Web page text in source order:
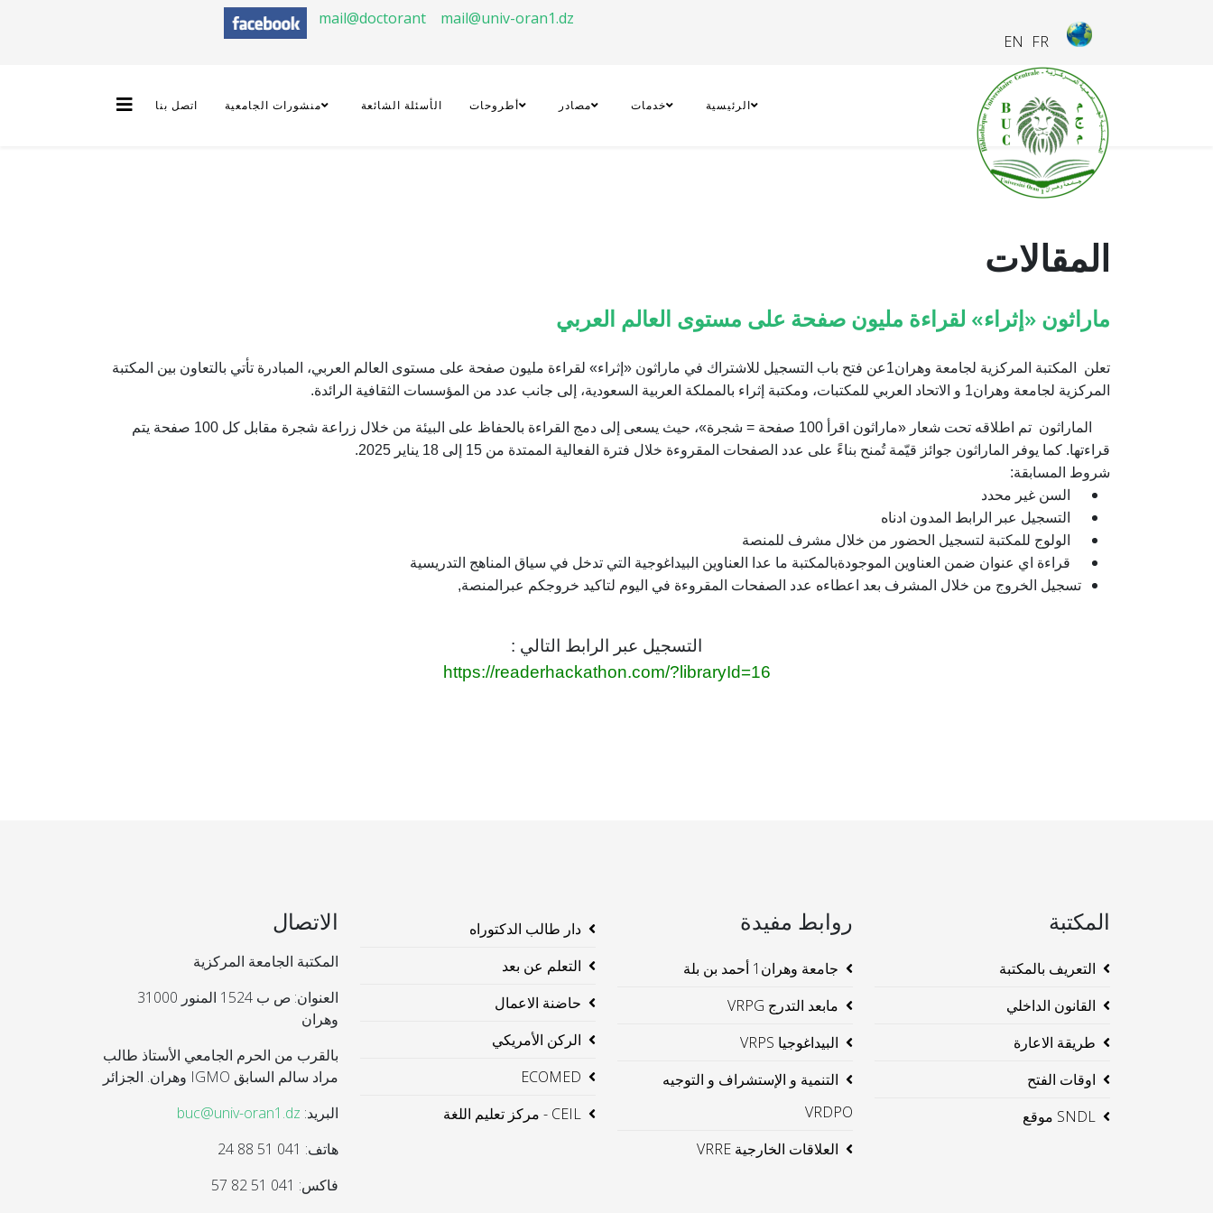
FR
EN
mail@doctorant mail@univ-oran1.dz
الرئيسية خدمات مصادر أطروحات الأسئلة الشائعة منشورات الجامعية اتصل بنا
المقالات
ماراثون «إثراء» لقراءة مليون صفحة على مستوى العالم العربي
تعلن المكتبة المركزية لجامعة وهران1عن فتح باب التسجيل للاشتراك في ماراثون «إثراء» لقراءة مليون صفحة على مستوى العالم العربي، المبادرة تأتي بالتعاون بين المكتبة
المركزية لجامعة وهران1 و الاتحاد العربي للمكتبات، ومكتبة إثراء بالمملكة العربية السعودية، إلى جانب عدد من المؤسسات الثقافية الرائدة.
الماراثون تم اطلاقه تحت شعار «ماراثون اقرأ 100 صفحة = شجرة»، حيث يسعى إلى دمج القراءة بالحفاظ على البيئة من خلال زراعة شجرة مقابل كل 100 صفحة يتم
قراءتها. كما يوفر الماراثون جوائز قيّمة تُمنح بناءً على عدد الصفحات المقروءة خلال فترة الفعالية الممتدة من 15 إلى 18 يناير 2025.
شروط المسابقة:
السن غير محدد
التسجيل عبر الرابط المدون ادناه
الولوج للمكتبة لتسجيل الحضور من خلال مشرف للمنصة
قراءة اي عنوان ضمن العناوين الموجودةبالمكتبة ما عدا العناوين البيداغوجية التي تدخل في سياق المناهج التدريسية
تسجيل الخروج من خلال المشرف بعد اعطاءه عدد الصفحات المقروءة في اليوم لتاكيد خروجكم عبرالمنصة,
التسجيل عبر الرابط التالي :
https://readerhackathon.com/?libraryId=16
المكتبة
التعريف بالمكتبة
القانون الداخلي
طريقة الاعارة
اوقات الفتح
SNDL موقع
روابط مفيدة
جامعة وهران1 أحمد بن بلة
مابعد التدرج VRPG
البيداغوجيا VRPS
التنمية و الإستشراف و التوجيه
VRDPO
العلاقات الخارجية VRRE
دار طالب الدكتوراه
التعلم عن بعد
حاضنة الاعمال
الركن الأمريكي
ECOMED
CEIL - مركز تعليم اللغة
الاتصال
المكتبة الجامعة المركزية
العنوان: ص ب 1524 المنور 31000
وهران
بالقرب من الحرم الجامعي الأستاذ طالب
مراد سالم السابق IGMO وهران. الجزائر
البريد: buc@univ-oran1.dz
هاتف: 041 51 88 24
فاكس: 041 51 82 57